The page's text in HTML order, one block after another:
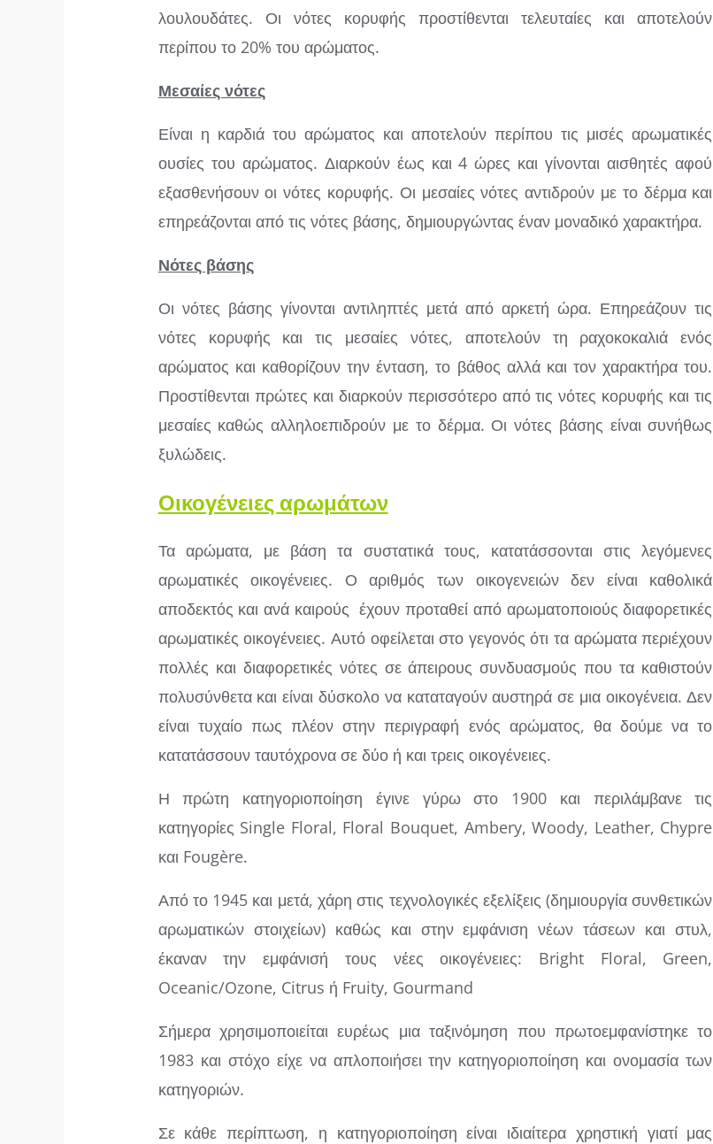
λουλουδάτες. Οι νότες κορυφής προστίθενται τελευταίες και αποτελούν
περίπου το 20% του αρώματος.
Μεσαίες νότες
Είναι η καρδιά του αρώματος και αποτελούν περίπου τις μισές αρωματικές
ουσίες του αρώματος. Διαρκούν έως και 4 ώρες και γίνονται αισθητές αφού
εξασθενήσουν οι νότες κορυφής. Οι μεσαίες νότες αντιδρούν με το δέρμα και
επηρεάζονται από τις νότες βάσης, δημιουργώντας έναν μοναδικό χαρακτήρα.
Νότες βάσης
Οι νότες βάσης γίνονται αντιληπτές μετά από αρκετή ώρα. Επηρεάζουν τις
νότες κορυφής και τις μεσαίες νότες, αποτελούν τη ραχοκοκαλιά ενός
αρώματος και καθορίζουν την ένταση, το βάθος αλλά και τον χαρακτήρα του.
Προστίθενται πρώτες και διαρκούν περισσότερο από τις νότες κορυφής και τις
μεσαίες καθώς αλληλοεπιδρούν με το δέρμα. Οι νότες βάσης είναι συνήθως
ξυλώδεις.
Οικογένειες αρωμάτων
Τα αρώματα, με βάση τα συστατικά τους, κατατάσσονται στις λεγόμενες
αρωματικές οικογένειες. Ο αριθμός των οικογενειών δεν είναι καθολικά
αποδεκτός και ανά καιρούς έχουν προταθεί από αρωματοποιούς διαφορετικές
αρωματικές οικογένειες. Αυτό οφείλεται στο γεγονός ότι τα αρώματα περιέχουν
πολλές και διαφορετικές νότες σε άπειρους συνδυασμούς που τα καθιστούν
πολυσύνθετα και είναι δύσκολο να καταταγούν αυστηρά σε μια οικογένεια. Δεν
είναι τυχαίο πως πλέον στην περιγραφή ενός αρώματος, θα δούμε να το
κατατάσσουν ταυτόχρονα σε δύο ή και τρεις οικογένειες.
Η πρώτη κατηγοριοποίηση έγινε γύρω στο 1900 και περιλάμβανε τις
κατηγορίες Single Floral, Floral Bouquet, Ambery, Woody, Leather, Chypre
και Fougère.
Από το 1945 και μετά, χάρη στις τεχνολογικές εξελίξεις (δημιουργία συνθετικών
αρωματικών στοιχείων) καθώς και στην εμφάνιση νέων τάσεων και στυλ,
έκαναν την εμφάνισή τους νέες οικογένειες: Bright Floral, Green,
Oceanic/Ozone, Citrus ή Fruity, Gourmand
Σήμερα χρησιμοποιείται ευρέως μια ταξινόμηση που πρωτοεμφανίστηκε το
1983 και στόχο είχε να απλοποιήσει την κατηγοριοποίηση και ονομασία των
κατηγοριών.
Σε κάθε περίπτωση, η κατηγοριοποίηση είναι ιδιαίτερα χρηστική γιατί μας